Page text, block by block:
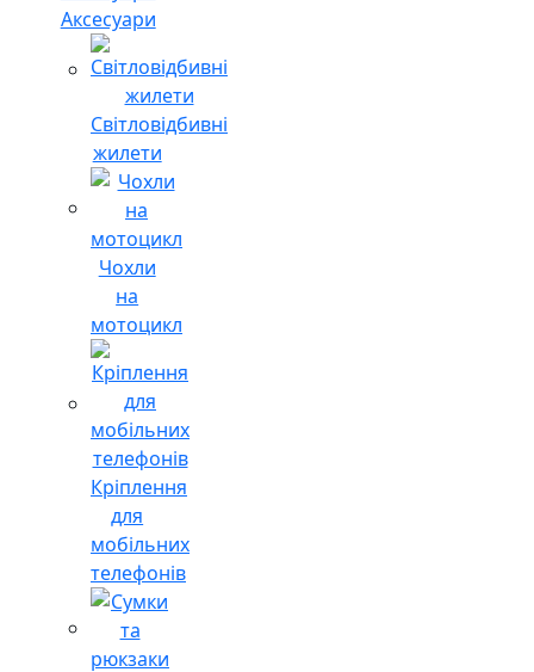
Аксесуари
Світловідбивні
жилети
Чохли
на
мотоцикл
Кріплення
для
мобільних
телефонів